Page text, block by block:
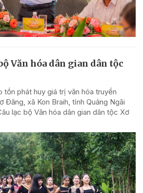
Văn hóa dân gian dân tộc
tồn phát huy giá trị văn hóa truyền
Đăng, xã Kon Braih, tỉnh Quảng Ngãi
lạc bộ Văn hóa dân gian dân tộc Xơ